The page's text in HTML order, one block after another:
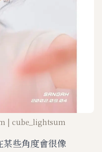
| cube_lightsum
某些角度會很像